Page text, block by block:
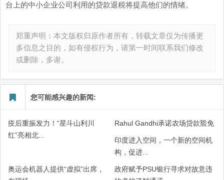
台上的中小企业公司利用的贷款退税将提高他们的情绪。
郑重声明：本文版权归原作者所有，转载文章仅为传播更
多信息之目的，如有侵权行为，请第一时间联系我们修改
或删除，多谢。
您可能感兴趣的新闻:
疫后重振发力！“星斗山利川
红”亮相北...
Rahul Gandhi承诺农场贷款豁免
印度进入空间，一个新的空间机
构，促进...
奥运会机器人提供“虚拟”出席，
政府赋予PSU银行寻求对故意违